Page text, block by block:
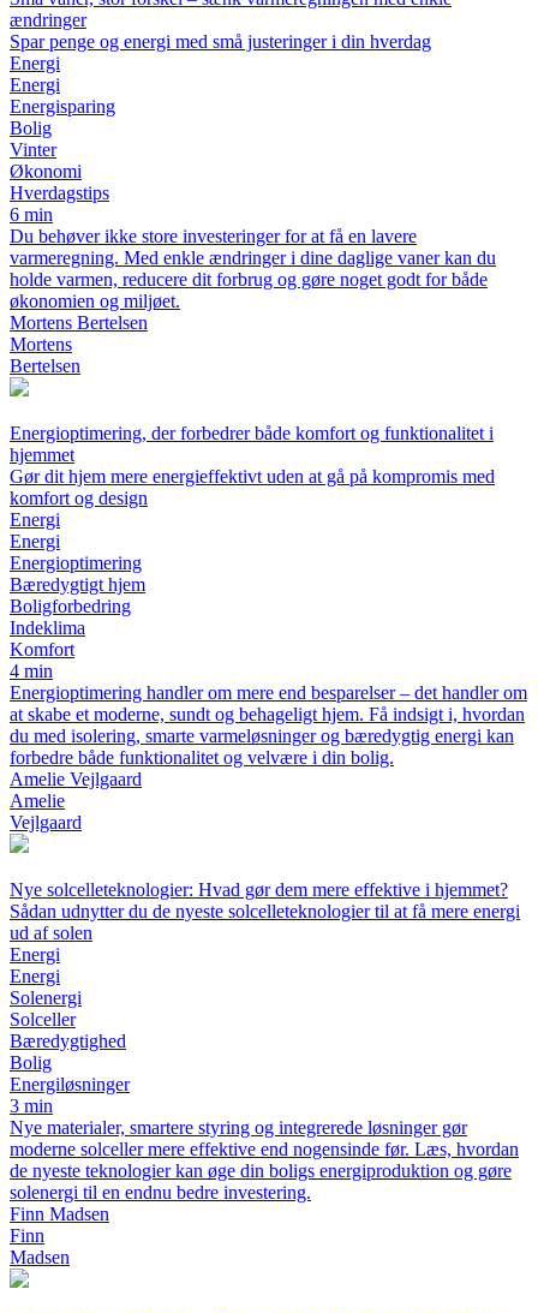
ændringer
Spar penge og energi med små justeringer i din hverdag
Energi
Energi
Energisparing
Bolig
Vinter
Økonomi
Hverdagstips
6 min
Du behøver ikke store investeringer for at få en lavere
varmeregning. Med enkle ændringer i dine daglige vaner kan du
holde varmen, reducere dit forbrug og gøre noget godt for både
økonomien og miljøet.
Mortens Bertelsen
Mortens
Bertelsen
Energioptimering, der forbedrer både komfort og funktionalitet i
hjemmet
Gør dit hjem mere energieffektivt uden at gå på kompromis med
komfort og design
Energi
Energi
Energioptimering
Bæredygtigt hjem
Boligforbedring
Indeklima
Komfort
4 min
Energioptimering handler om mere end besparelser – det handler om
at skabe et moderne, sundt og behageligt hjem. Få indsigt i, hvordan
du med isolering, smarte varmeløsninger og bæredygtig energi kan
forbedre både funktionalitet og velvære i din bolig.
Amelie Vejlgaard
Amelie
Vejlgaard
Nye solcelleteknologier: Hvad gør dem mere effektive i hjemmet?
Sådan udnytter du de nyeste solcelleteknologier til at få mere energi
ud af solen
Energi
Energi
Solenergi
Solceller
Bæredygtighed
Bolig
Energiløsninger
3 min
Nye materialer, smartere styring og integrerede løsninger gør
moderne solceller mere effektive end nogensinde før. Læs, hvordan
de nyeste teknologier kan øge din boligs energiproduktion og gøre
solenergi til en endnu bedre investering.
Finn Madsen
Finn
Madsen